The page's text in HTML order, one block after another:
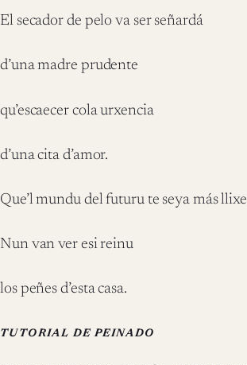
El secador de pelo va ser señardá
d’una madre prudente
qu’escaecer cola urxencia
d’una cita d’amor.
Que’l mundu del futuru te seya más
Nun van ver esi reinu
los peñes d’esta casa.
TUTORIAL DE PEINADO